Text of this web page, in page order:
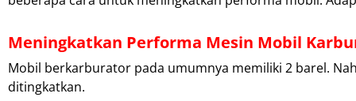
Meningkatkan Performa Mesin Mobil
Mobil berkarburator pada umumnya memiliki 2 barel.
ditingkatkan.